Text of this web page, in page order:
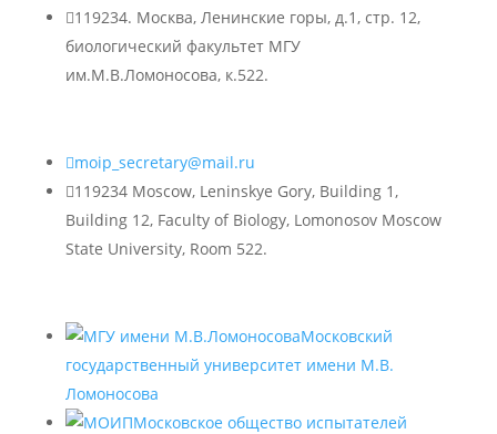
119234. Москва, Ленинские горы, д.1, стр. 12,
биологический факультет МГУ
им.М.В.Ломоносова, к.522.
moip_secretary@mail.ru
119234 Moscow, Leninskye Gory, Building 1,
Building 12, Faculty of Biology, Lomonosov Moscow
State University, Room 522.
Московский
государственный университет имени М.В.
Ломоносова
Московское общество испытателей